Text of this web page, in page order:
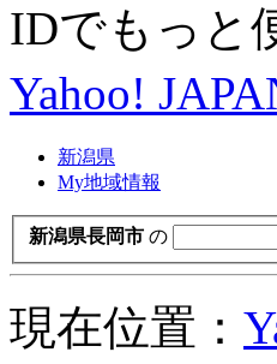
IDでもっと
Yahoo!
新潟県
My地域情報
新潟県長岡市 の
現在位置：